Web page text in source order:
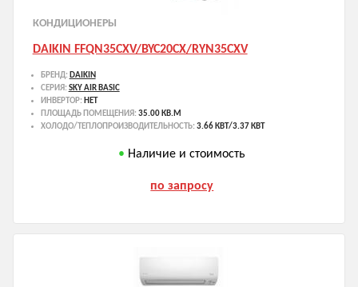
КОНДИЦИОНЕРЫ
DAIKIN FFQN35CXV/BYC20CX/RYN35CXV
БРЕНД: DAIKIN
СЕРИЯ: SKY AIR BASIC
ИНВЕРТОР: НЕТ
ПЛОЩАДЬ ПОМЕЩЕНИЯ: 35.00 КВ.М
ХОЛОДО/ТЕПЛОПРОИЗВОДИТЕЛЬНОСТЬ: 3.66 КВТ/3.37 КВТ
Наличие и стоимость
по запросу